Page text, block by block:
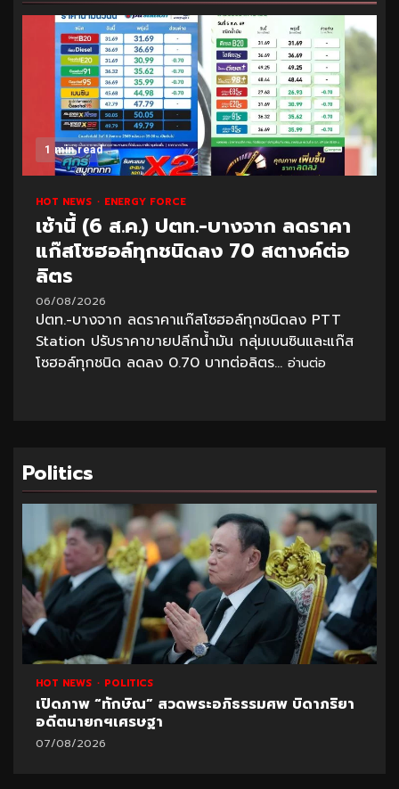
1 min read
HOT NEWS ENERGY FORCE
เช้านี้ (6 ส.ค.) ปตท.-บางจาก ลดราคา
แก๊สโซฮอล์ทุกชนิดลง 70 สตางค์ต่อ
ลิตร
06/08/2026
ปตท.-บางจาก ลดราคาแก๊สโซฮอล์ทุกชนิดลง PTT
Station ปรับราคาขายปลีกน้ำมัน กลุ่มเบนซินและแก๊ส
โซฮอล์ทุกชนิด ลดลง 0.70 บาทต่อลิตร... อ่านต่อ
Politics
HOT NEWS POLITICS
เปิดภาพ “ทักษิณ” สวดพระอภิธรรมศพ บิดาภริยา
อดีตนายกฯเศรษฐา
07/08/2026